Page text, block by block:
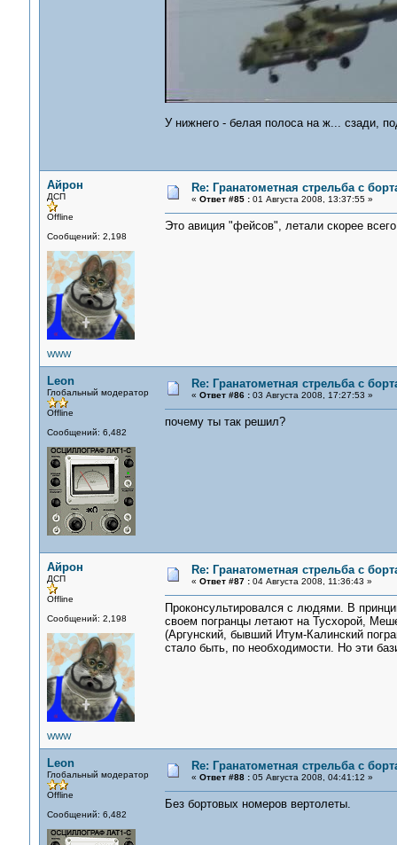
У нижнего - белая полоса на ж... сзади,
Айрон
ДСП
Offline
Сообщений: 2,198
WWW
Re: Гранатометная стрельба с
« Ответ #85 :01 Августа 2008, 13:37:55 »
Это авиция "фейсов", летали скорее
Leon
Глобальный модератор
Offline
Сообщений: 6,482
Re: Гранатометная стрельба с
« Ответ #86 :03 Августа 2008, 17:27:53 »
почему ты так решил?
Айрон
ДСП
Offline
Сообщений: 2,198
WWW
Re: Гранатометная стрельба с
« Ответ #87 :04 Августа 2008, 11:36:43 »
Проконсультировался с людями. В
своем погранцы летают на Тусхорой,
(Аргунский, бывший Итум-Калинский
стало быть, по необходимости. Но эти
Leon
Глобальный модератор
Offline
Сообщений: 6,482
Re: Гранатометная стрельба с
« Ответ #88 :05 Августа 2008, 04:41:12 »
Без бортовых номеров вертолеты.